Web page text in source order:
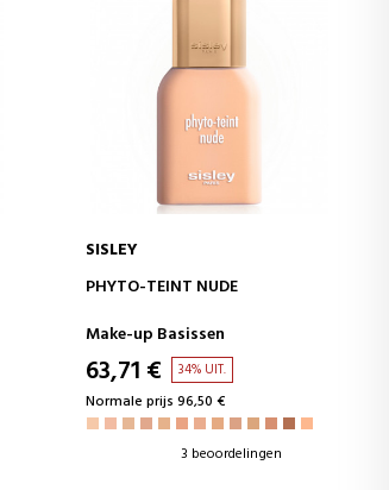
IN WINKELWAGEN
SISLEY
PHYTO-TEINT NUDE
Make-up Basissen
63,71 € 34% UIT.
Normale prijs 96,50 €
3 beoordelingen